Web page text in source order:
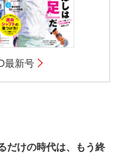
最新号
だけの時代は、もう終